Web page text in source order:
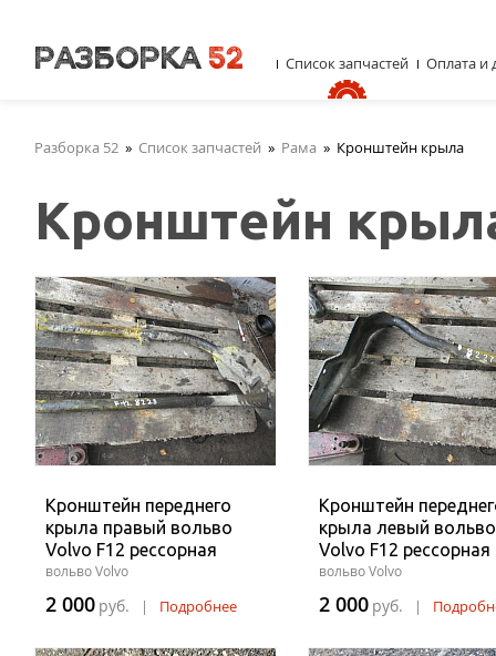
Разборка 52 » Список запчастей » Рама » Кронштейн крыла
Кронштейн
Кронштейн переднего
крыла правый вольво
Volvo F12 рессорная
вольво Volvo
2 000 руб. | Подробнее
Кронштейн
крыла левый вольво
Volvo F12 рессорная
вольво Volvo
2 000 руб. |
Список запчастей Оплата и